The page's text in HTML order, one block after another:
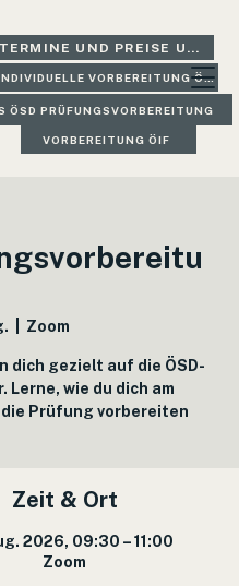
ÖSD TERMINE UND PREISE UND GLEICH BUCHEN
INDIVIDUELLE VORBEREITUNG ÖSD
ÖSD PRÜFUNGSVORBEREITUNG
VORBEREITUNG ÖIF
Zoom
dich gezielt auf die ÖSD-
Lerne, wie du dich am
Prüfung vorbereiten
Zeit & Ort
2026, 09:30 – 11:00
Zoom